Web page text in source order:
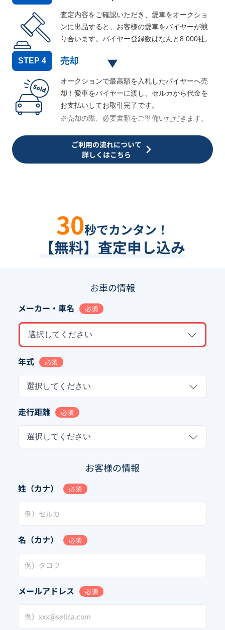
査定内容をご確認いただき、愛車をオークショ
ンに出品すると、お客様の愛車をバイヤーが競
り合います。バイヤー登録数はなんと8,000社。
STEP 4 売却
オークションで最高額を入札したバイヤーへ売
却！愛車をバイヤーに渡し、セルカから代金を
お支払いしてお取引完了です。
※売却の際、必要書類をご準備いただきます。
ご利用の流れについて
詳しくはこちら
30秒でカンタン！
【無料】査定申し込み
お車の情報
メーカー・車名 必須
選択してください
年式 必須
選択してください
走行距離 必須
選択してください
お客様の情報
姓（カナ） 必須
名（カナ） 必須
メールアドレス 必須